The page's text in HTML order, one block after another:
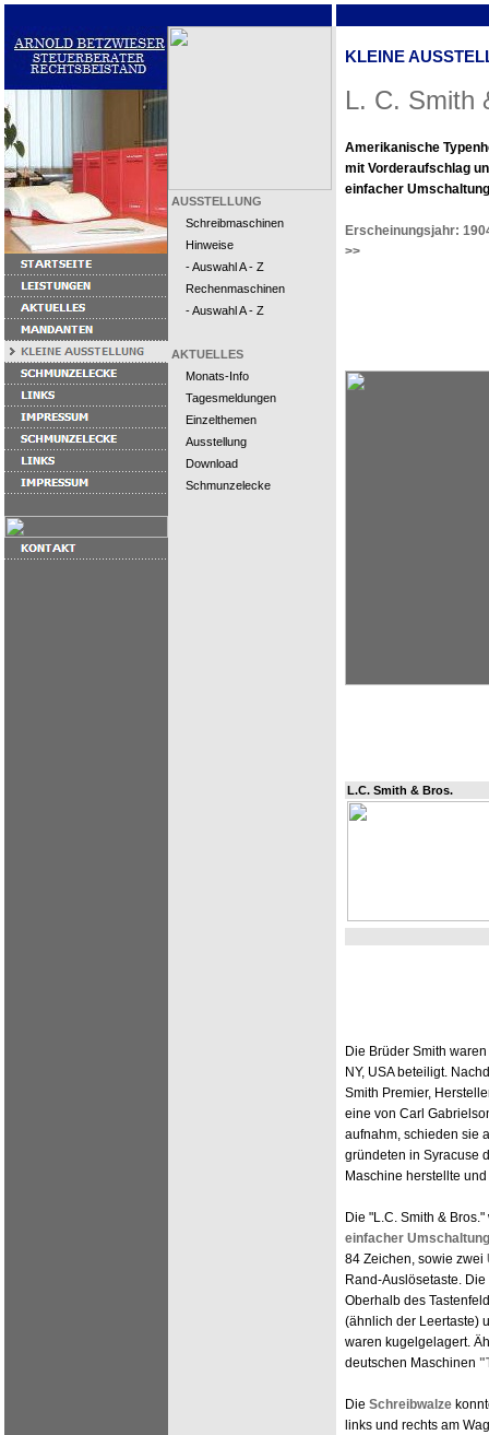
AUSSTELLUNG
Schreibmaschinen
Hinweise
- Auswahl A - Z
Rechenmaschinen
- Auswahl A - Z
AKTUELLES
Monats-Info
Tagesmeldungen
Einzelthemen
Ausstellung
Download
Schmunzelecke
KLEINE
L. C. Smith
Amerikanische
mit Vorderaufschlag
einfacher
Erscheinungsjahr:
>>
L.C. Smith & Bros.
Die Brüder Smith
NY, USA beteiligt.
Smith Premier,
eine von Carl
aufnahm, schieden sie
gründeten in Syracuse
Maschine herstellte
Die "L.C. Smith &
einfacher
84 Zeichen, sowie zwei
Rand-Auslösetaste. Die
Oberhalb des
(ähnlich der Leertaste)
waren kugelgelagert.
deutschen Maschinen
Die Schreibwalze
links und rechts am